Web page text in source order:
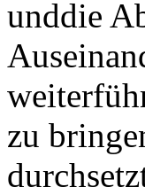
unddie
zu